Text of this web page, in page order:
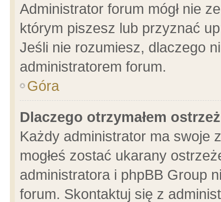
Administrator forum mógł nie
którym piszesz lub przyznać
Jeśli nie rozumiesz, dlaczego
administratorem forum.
Góra
Dlaczego otrzymałem
Każdy administrator ma swoje
mogłeś zostać ukarany
administratora i phpBB Group
forum. Skontaktuj się z